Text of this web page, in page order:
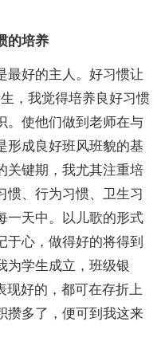
的培养
好的主人。好习惯让
，我觉得培养良好习惯
。使他们做到老师在与
形成良好班风班貌的基
关键期，我尤其注重培
惯、行为习惯、卫生习
一天中。以儿歌的形式
于心，做得好的将得到
为学生成立，班级银
现好的，都可在存折上
攒多了，便可到我这来